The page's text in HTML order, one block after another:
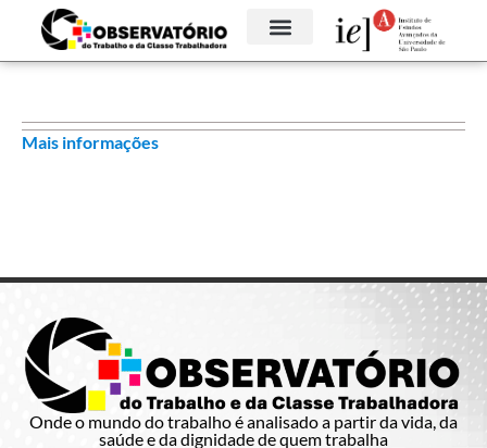
Mais informações
Onde o mundo do trabalho é analisado a partir da vida, da
saúde e da dignidade de quem trabalha